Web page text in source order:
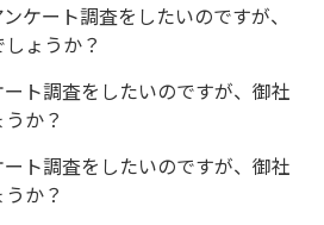
ケート調査をしたいのですが、
ょうか？
ト調査をしたいのですが、御社
か？
ト調査をしたいのですが、御社
か？